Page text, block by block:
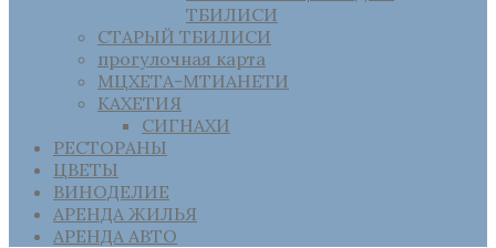
ТБИЛИСИ
СТАРЫЙ ТБИЛИСИ
прогулочная карта
МЦХЕТА-МТИАНЕТИ
КАХЕТИЯ
СИГНАХИ
РЕСТОРАНЫ
ЦВЕТЫ
ВИНОДЕЛИЕ
АРЕНДА ЖИЛЬЯ
АРЕНДА АВТО